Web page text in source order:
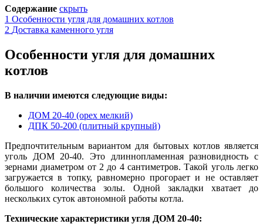
Содержание скрыть
1 Особенности угля для домашних котлов
2 Доставка каменного угля
Особенности угля для домашних
котлов
В наличии имеются следующие виды:
ДОМ 20-40 (орех мелкий)
ДПК 50-200 (плитный крупный)
Предпочтительным вариантом для бытовых котлов является
уголь ДОМ 20-40. Это длиннопламенная разновидность с
зернами диаметром от 2 до 4 сантиметров. Такой уголь легко
загружается в топку, равномерно прогорает и не оставляет
большого количества золы. Одной закладки хватает до
нескольких суток автономной работы котла.
Технические характеристики угля ДОМ 20-40: